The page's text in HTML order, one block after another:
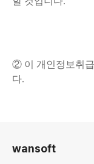
② 이 개인정보취급
다.
wansoft